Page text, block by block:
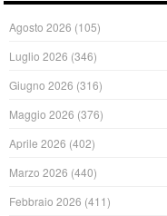
Agosto 2026 (105)
Luglio 2026 (346)
Giugno 2026 (316)
Maggio 2026 (376)
Aprile 2026 (402)
Marzo 2026 (440)
Febbraio 2026 (411)